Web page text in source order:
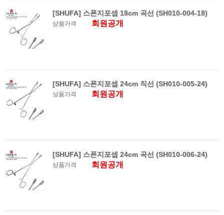
[SHUFA] 스폰지포셉 18cm 곡선 (SH010-004-18)
상품가격 회원공개
[SHUFA] 스폰지포셉 24cm 직선 (SH010-005-24)
상품가격 회원공개
[SHUFA] 스폰지포셉 24cm 곡선 (SH010-006-24)
상품가격 회원공개